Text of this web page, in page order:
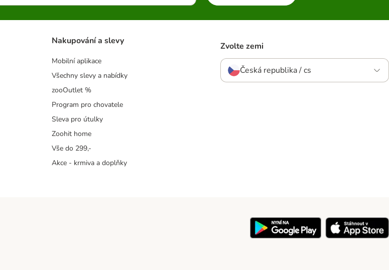
Nakupování a slevy
Mobilní aplikace
Všechny slevy a nabídky
zooOutlet %
Program pro chovatele
Sleva pro útulky
Zoohit home
Vše do 299,-
Akce - krmiva a doplňky
Zvolte zemi
Česká republika / cs